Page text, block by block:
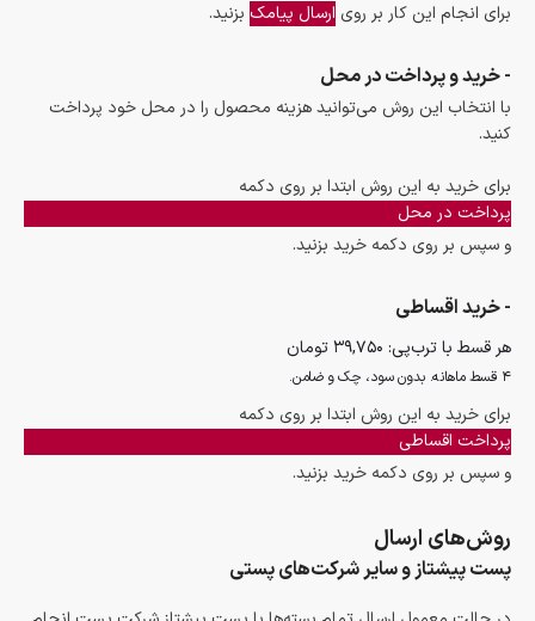
برای انجام این کار بر روی ارسال پیامک بزنید.
- خرید و پرداخت در محل
با انتخاب این روش می‌توانید هزینه محصول را در محل خود پرداخت
کنید.
برای خرید به این روش ابتدا بر روی دکمه
پرداخت در محل
و سپس بر روی دکمه خرید بزنید.
- خرید اقساطی
هر قسط با ترب‌پی: ۳۹,۷۵۰تومان
۴ قسط ماهانه. بدون سود، چک و ضامن.
برای خرید به این روش ابتدا بر روی دکمه
پرداخت اقساطی
و سپس بر روی دکمه خرید بزنید.
روش‌های ارسال
پست پیشتاز و سایر شرکت‌های پستی